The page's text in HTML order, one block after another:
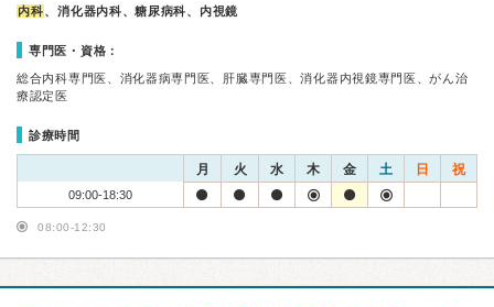
内科、消化器内科、糖尿病科、内視鏡
専門医・資格：
総合内科専門医、消化器病専門医、肝臓専門医、消化器内視鏡専門医、がん治
療認定医
診療時間
月 火 水 木 金 土 日 祝
09:00-18:30
08:00-12:30